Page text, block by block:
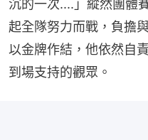
沉的一次....」縱然團體
起全隊努力而戰，負擔
以金牌作結，他依然自
到場支持的觀眾。